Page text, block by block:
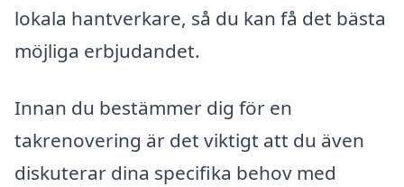
lokala hantverkare, så du kan få det bästa
möjliga erbjudandet.
Innan du bestämmer dig för en
takrenovering är det viktigt att du även
diskuterar dina specifika behov med